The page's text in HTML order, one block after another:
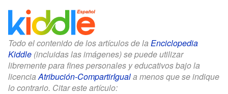
Todo el contenido de los artículos de la Enciclopedia
Kiddle (incluidas las imágenes) se puede utilizar
libremente para fines personales y educativos bajo la
licencia Atribución-CompartirIguala menos que se indique
lo contrario. Citar este artículo: